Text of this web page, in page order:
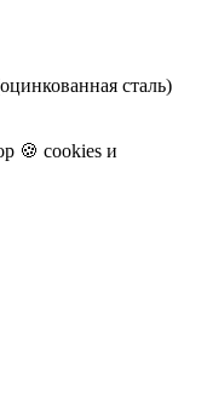
сталь)
🍪 cookies и